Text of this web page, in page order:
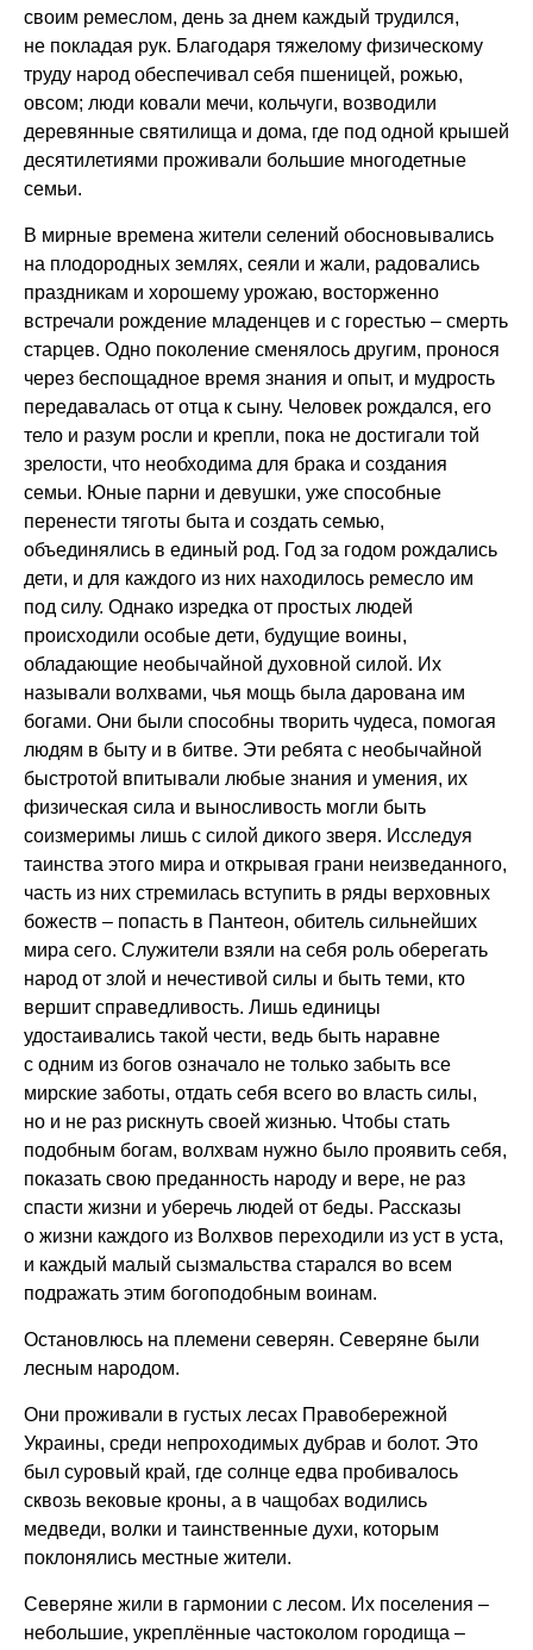
своим ремеслом, день за днем каждый трудился,
не покладая рук. Благодаря тяжелому физическому
труду народ обеспечивал себя пшеницей, рожью,
овсом; люди ковали мечи, кольчуги, возводили
деревянные святилища и дома, где под одной крышей
десятилетиями проживали большие многодетные
семьи.
В мирные времена жители селений обосновывались
на плодородных землях, сеяли и жали, радовались
праздникам и хорошему урожаю, восторженно
встречали рождение младенцев и с горестью – смерть
старцев. Одно поколение сменялось другим, пронося
через беспощадное время знания и опыт, и мудрость
передавалась от отца к сыну. Человек рождался, его
тело и разум росли и крепли, пока не достигали той
зрелости, что необходима для брака и создания
семьи. Юные парни и девушки, уже способные
перенести тяготы быта и создать семью,
объединялись в единый род. Год за годом рождались
дети, и для каждого из них находилось ремесло им
под силу. Однако изредка от простых людей
происходили особые дети, будущие воины,
обладающие необычайной духовной силой. Их
называли волхвами, чья мощь была дарована им
богами. Они были способны творить чудеса, помогая
людям в быту и в битве. Эти ребята с необычайной
быстротой впитывали любые знания и умения, их
физическая сила и выносливость могли быть
соизмеримы лишь с силой дикого зверя. Исследуя
таинства этого мира и открывая грани неизведанного,
часть из них стремилась вступить в ряды верховных
божеств – попасть в Пантеон, обитель сильнейших
мира сего. Служители взяли на себя роль оберегать
народ от злой и нечестивой силы и быть теми, кто
вершит справедливость. Лишь единицы
удостаивались такой чести, ведь быть наравне
с одним из богов означало не только забыть все
мирские заботы, отдать себя всего во власть силы,
но и не раз рискнуть своей жизнью. Чтобы стать
подобным богам, волхвам нужно было проявить себя,
показать свою преданность народу и вере, не раз
спасти жизни и уберечь людей от беды. Рассказы
о жизни каждого из Волхвов переходили из уст в уста,
и каждый малый сызмальства старался во всем
подражать этим богоподобным воинам.
Остановлюсь на племени северян. Северяне были
лесным народом.
Они проживали в густых лесах Правобережной
Украины, среди непроходимых дубрав и болот. Это
был суровый край, где солнце едва пробивалось
сквозь вековые кроны, а в чащобах водились
медведи, волки и таинственные духи, которым
поклонялись местные жители.
Северяне жили в гармонии с лесом. Их поселения –
небольшие, укреплённые частоколом городища –